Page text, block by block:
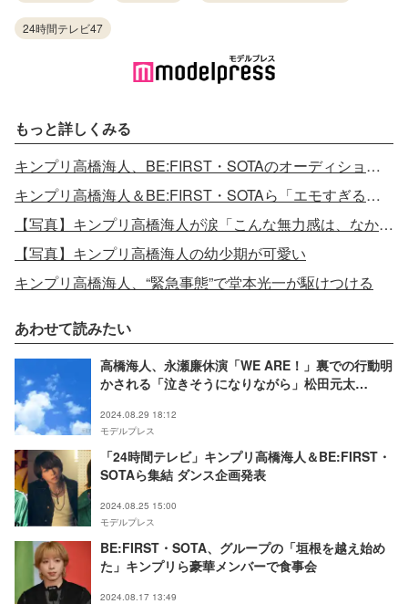
24時間テレビ47
もっと詳しくみる
キンプリ高橋海人、BE:FIRST・SOTAのオーディションは「ずっと見てた」
キンプリ高橋海人＆BE:FIRST・SOTAら「エモすぎる」同窓会話題
【写真】キンプリ高橋海人が涙「こんな無力感は、なかなかない」
【写真】キンプリ高橋海人の幼少期が可愛い
キンプリ高橋海人、“緊急事態”で堂本光一が駆けつける
あわせて読みたい
高橋海人、永瀬廉休演「WE ARE！」裏での行動明
かされる「泣きそうになりながら」松田元太
2024.08.29 18:12
モデルプレス
「24時間テレビ」キンプリ高橋海人＆BE:FIRST・
SOTAら集結 ダンス企画発表
2024.08.25 15:00
モデルプレス
BE:FIRST・SOTA、グループの「垣根を越え始め
た」キンプリら豪華メンバーで食事会
2024.08.17 13:49